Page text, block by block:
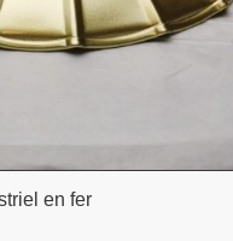
AU PANIER
en fer